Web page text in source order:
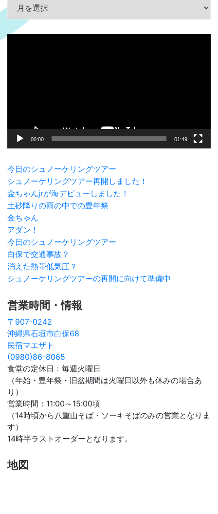
動
00:00 01:49
今日のシュノーケリングツアー
シュノーケリングツアー再開しました！
金ちゃんjrが海デビューしました！
土砂降りの雨の中での豊年祭
金ちゃん
アダン！
今日のシュノーケリングツアー
白保で交通事故？
消えた熱帯低気圧？
シュノーケリングツアーの再開に向けて準備中
営業時間・情報
〒907-0242
沖縄県石垣市白保68
民宿マエザト
(0980)86-8065
食堂の定休日：毎週火曜日
（年始・豊年祭・旧盆期間は火曜日以外も休みの場合あ
り）
営業時間：11:00～15:00頃
（14時頃から八重山そば・ソーキそばのみの営業となりま
す）
14時半ラストオーダーとなります。
地図